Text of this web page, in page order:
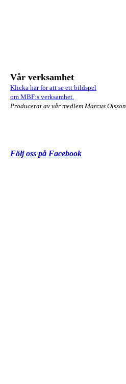
Vår verksamhet
Klicka här för att se ett bildspel
om MBF:s verksamhet.
Producerat av vår medlem Marcus Olsson
Följ oss på Facebook